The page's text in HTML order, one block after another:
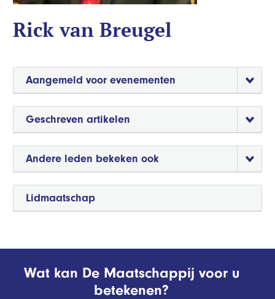
Lidmaatschap
Rick van Breugel
Aangemeld voor evenementen
Geschreven artikelen
Andere leden bekeken ook
Wat kan De Maatschappij voor u
betekenen?